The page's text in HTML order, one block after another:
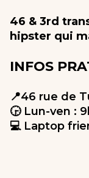
46 & 3rd
hipster qui
INFOS
📍46 rue de
🕞 Lun-ven :
💻 Laptop